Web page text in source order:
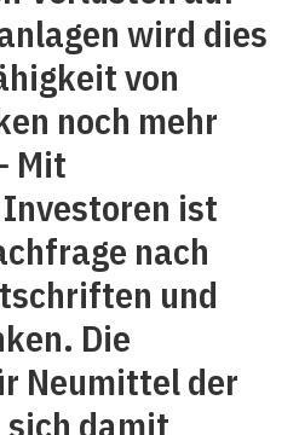
wird dies
von
noch mehr
Mit
ist
nach
und
Die
Neumittel der
sich damit